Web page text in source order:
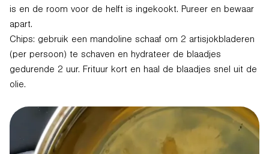
is en de room voor de helft is ingekookt. Pureer en bewaar
apart.
Chips: gebruik een mandoline schaaf om 2 artisjokbladeren
(per persoon) te schaven en hydrateer de blaadjes
gedurende 2 uur. Frituur kort en haal de blaadjes snel uit de
olie.